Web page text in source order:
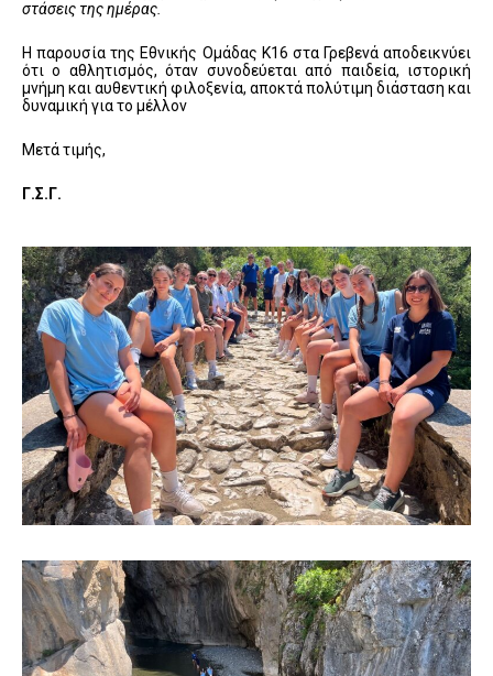
στάσεις της ημέρας.
Η παρουσία της Εθνικής Ομάδας Κ16 στα Γρεβενά αποδεικνύει
ότι ο αθλητισμός, όταν συνοδεύεται από παιδεία, ιστορική
μνήμη και αυθεντική φιλοξενία, αποκτά πολύτιμη διάσταση και
δυναμική για το μέλλον
Μετά τιμής,
Γ.Σ.Γ.